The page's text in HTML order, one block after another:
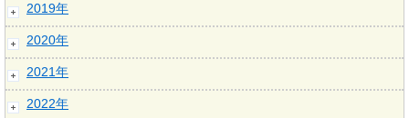
2019年
2020年
2021年
2022年